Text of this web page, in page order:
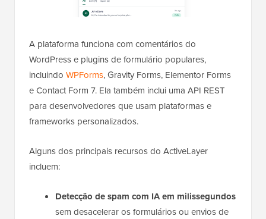
A plataforma funciona com comentários do
WordPress e plugins de formulário populares,
incluindo WPForms, Gravity Forms, Elementor Forms
e Contact Form 7. Ela também inclui uma API REST
para desenvolvedores que usam plataformas e
frameworks personalizados.
Alguns dos principais recursos do ActiveLayer
incluem:
Detecção de spam com IA em milissegundos
sem desacelerar os formulários ou envios de